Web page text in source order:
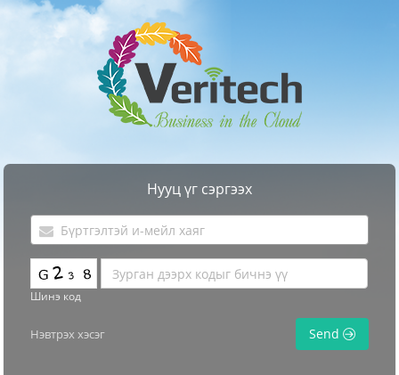
Нууц үг сэргээх
Шинэ код
Нэвтрэх хэсэг Send